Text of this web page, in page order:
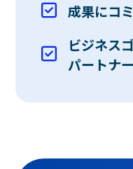
成果にコ
ビジネス
パートナ